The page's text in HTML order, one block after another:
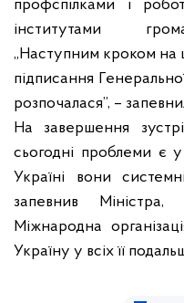
профспілками і
інститутами
„Наступним кроком на
підписання
розпочалася”, –
На завершення
сьогодні проблеми є
Україні вони
запевнив
Міжнародна
Україну у всіх її